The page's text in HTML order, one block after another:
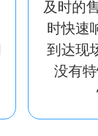
及时的
时快速
到达现
没有